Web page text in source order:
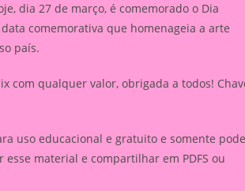
dia 27 de março, é comemorado o Dia
comemorativa que homenageia a arte
país.
com qualquer valor, obrigada a todos!
uso educacional e gratuito e somente pode
material e compartilhar em PDFS ou